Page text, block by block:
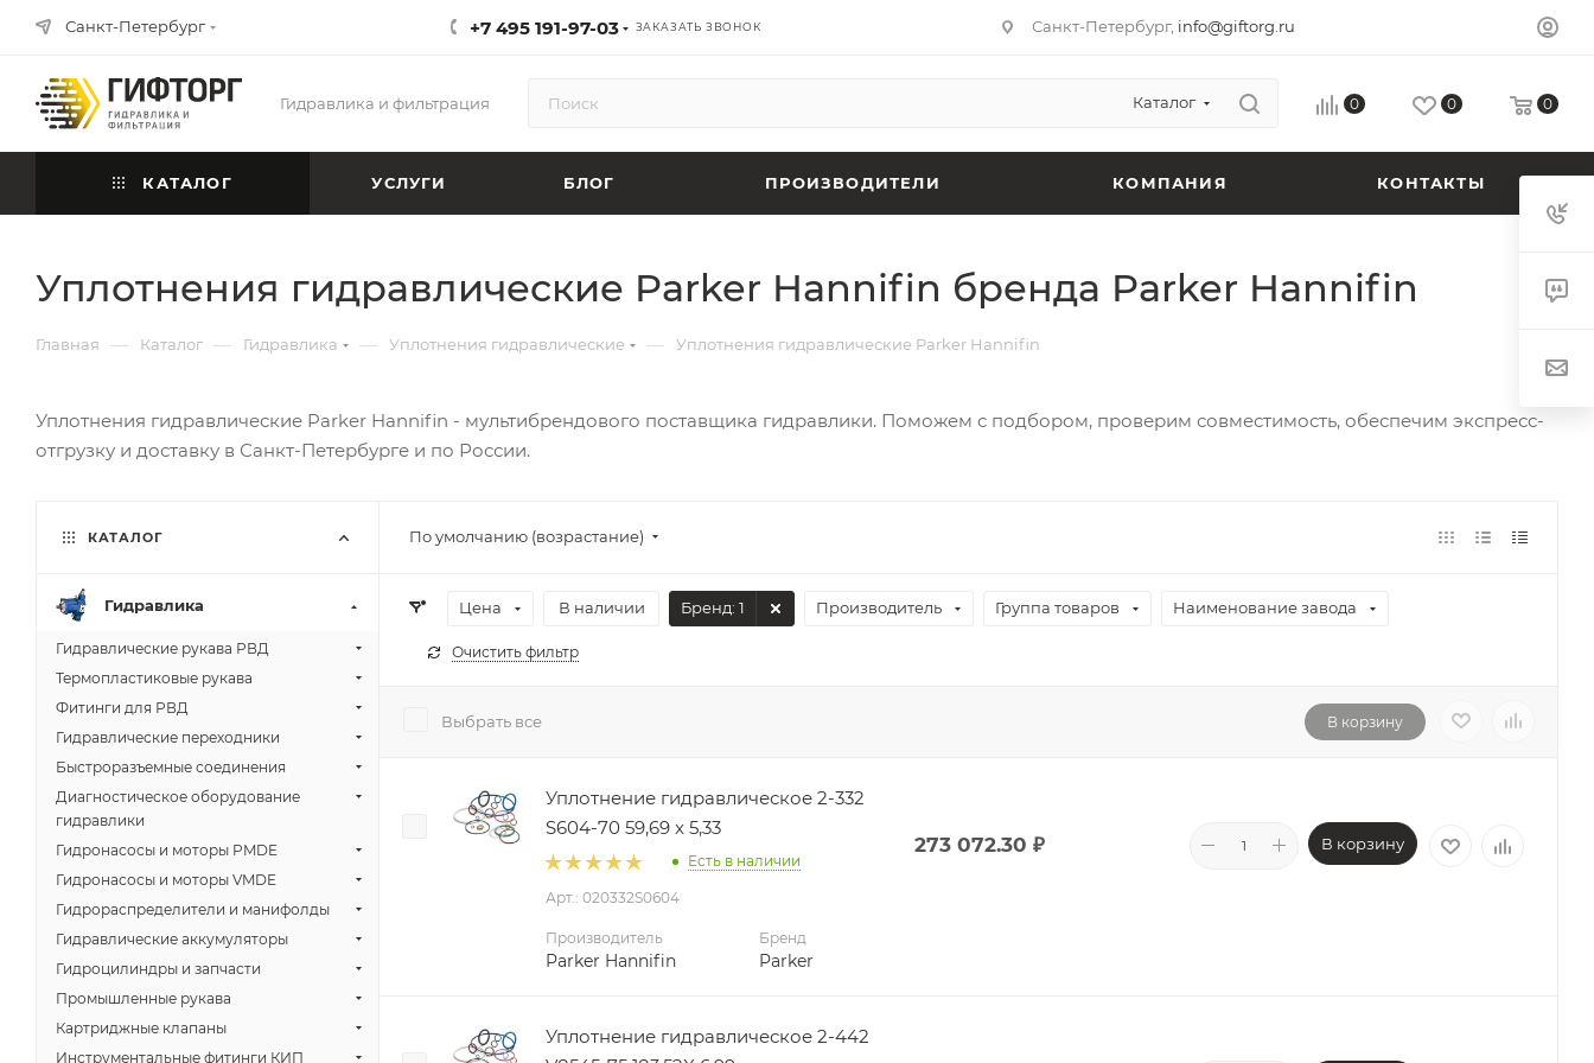
Санкт-Петербург +7 495 191-97-03 ЗАКАЗАТЬ ЗВОНОК Санкт-Петербург, info@giftorg.ru
Гидравлика и фильтрация Каталог 0 0 0
КАТАЛОГ УСЛУГИ БЛОГ ПРОИЗВОДИТЕЛИ КОМПАНИЯ КОНТАКТЫ
Уплотнения гидравлические Parker Hannifin бренда Parker Hannifin
Главная — Каталог — Гидравлика — Уплотнения гидравлические — Уплотнения гидравлические Parker Hannifin
Уплотнения гидравлические Parker Hannifin - мультибрендового поставщика гидравлики. Поможем с подбором, проверим совместимость, обеспечим экспресс-
отгрузку и доставку в Санкт-Петербурге и по России.
По умолчанию (возрастание)
Цена В наличии Бренд: 1 Производитель Группа товаров Наименование завода
Очистить фильтр
Выбрать все В корзину
Уплотнение гидравлическое 2-332
S604-70 59,69 x 5,33
Есть в наличии
Арт.: 020332S0604
273 072.30 ₽ В корзину
Производитель
Parker Hannifin
Бренд
Parker
Уплотнение гидравлическое 2-442
КАТАЛОГ
Гидравлика
Гидравлические рукава РВД
Термопластиковые рукава
Фитинги для РВД
Гидравлические переходники
Быстроразъемные соединения
Диагностическое оборудование
гидравлики
Гидронасосы и моторы PMDE
Гидронасосы и моторы VMDE
Гидрораспределители и манифолды
Гидравлические аккумуляторы
Гидроцилиндры и запчасти
Промышленные рукава
Картриджные клапаны
Инструментальные фитинги КИП